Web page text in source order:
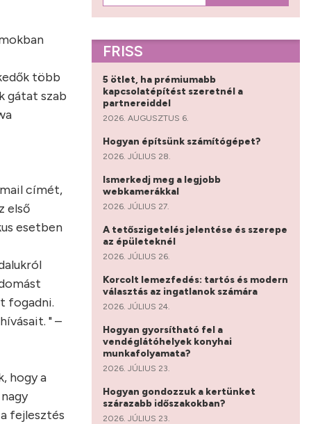
több
gátat szab
címét,
első
esetben
fogadni.
" –
hogy a
fejlesztés
FRISS
5 ötlet, ha prémiumabb
kapcsolatépítést szeretnél a
partnereiddel
2026. AUGUSZTUS 6.
Hogyan építsünk számítógépet?
2026. JÚLIUS 28.
Ismerkedj meg a legjobb
webkamerákkal
2026. JÚLIUS 27.
A tetőszigetelés jelentése és szerepe
az épületeknél
2026. JÚLIUS 26.
Korcolt lemezfedés: tartós és modern
választás az ingatlanok számára
2026. JÚLIUS 24.
Hogyan gyorsítható fel a
vendéglátóhelyek konyhai
munkafolyamata?
2026. JÚLIUS 23.
Hogyan gondozzuk a kertünket
szárazabb időszakokban?
2026. JÚLIUS 23.